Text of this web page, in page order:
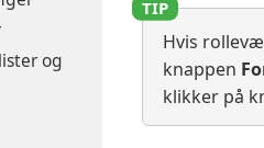
og
Hvis
knappen
klikker på